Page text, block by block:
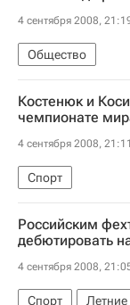
4 сентября 2008,
Общество
Костенюк и
чемпионате
4 сентября 2008, 21:11
Спорт
Российским
дебютировать
4 сентября 2008,
Спорт